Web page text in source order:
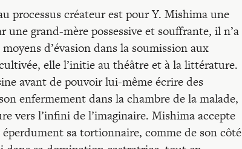
processus créateur est pour Y. Mishima une
grand-mère possessive et souffrante, il n’a
d’évasion dans la soumission aux
elle l’initie au théâtre et à la littérature.
avant de pouvoir lui-même écrire des
enfermement dans la chambre de la malade,
vers l’infini de l’imaginaire. Mishima accepte
sa tortionnaire, comme de son côté